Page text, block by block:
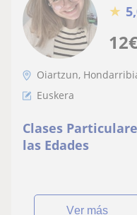
12
★
Oiartzun,
Euskera
Clases
las Edades
ver más